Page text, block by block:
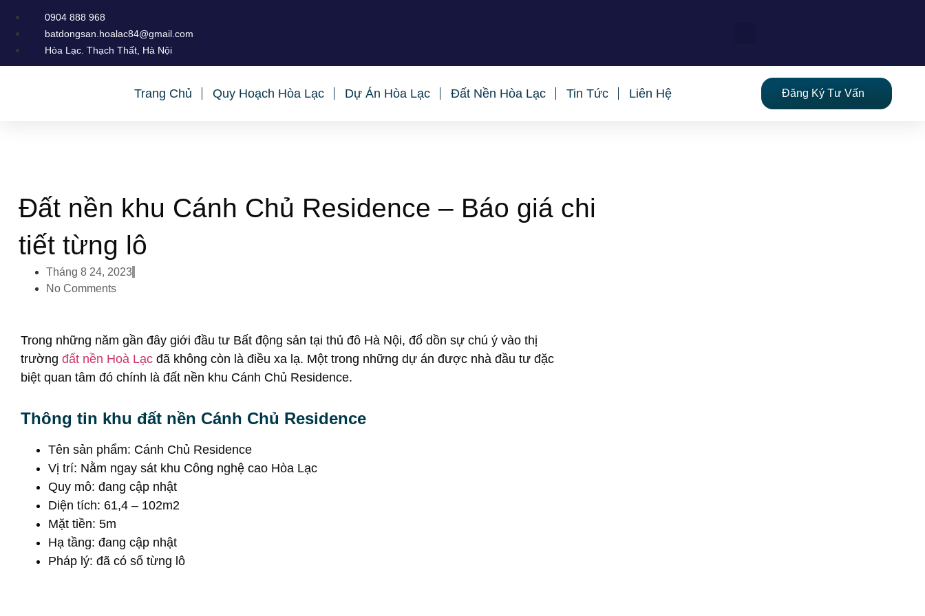
0904 888 968
Trang Chủ Quy Hoạch Hòa Lạc Dự Án Hòa Lạc Đất Nền Hòa Lạc Tin Tức Liên Hệ Đăng Ký Tư Vấn
tiết từng lô
Tháng 8 24, 2023 No Comments
Trong những năm gần đây giới đầu tư Bất động sản tại thủ đô Hà Nội, đổ dồn sự chú ý vào thị
biệt quan tâm đó chính là đất nền khu Cánh Chủ Residence.
Thông tin khu đất nền Cánh Chủ Residence
Vị trí: Nằm ngay sát khu Công nghệ cao Hòa Lạc
Quy mô: đang cập nhật
Diện tích: 61,4 – 102m2
Mặt tiền: 5m
Hạ tầng: đang cập nhật
Pháp lý: đã có sổ từng lô